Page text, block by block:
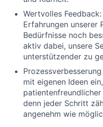
Wertvolles Feedback:
Erfahrungen unserer
Bedürfnisse noch
aktiv dabei, unsere
unterstützender zu
mit eigenen Ideen
denn jeder Schritt
angenehm wie